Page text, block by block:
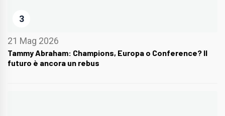
3
21 Mag 2026
Tammy Abraham: Champions, Europa o Conference? Il
futuro è ancora un rebus